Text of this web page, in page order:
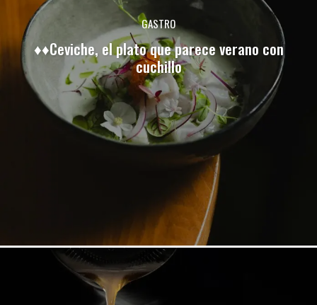
GASTRO
♦♦Ceviche, el plato que parece verano con
cuchillo